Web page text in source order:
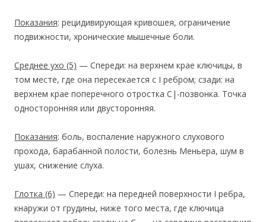
Показания: рецидивирующая кривошея, ограничение
подвижности, хронические мышечные боли.
Среднее ухо (5) — Спереди: на верхнем крае ключицы, в
том месте, где она пересекается с I ребром; сзади: на
верхнем крае поперечного отростка С|-позвонка. Точка
односторонняя или двусторонняя.
Показания: боль, воспаление наружного слухового
прохода, барабанной полости, болезнь Меньера, шум в
ушах, снижение слуха.
Глотка (6) — Спереди: на передней поверхности I ребра,
кнаружи от грудины, ниже того места, где ключица